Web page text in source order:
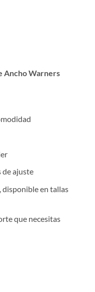
Ancho Warners
de ajuste
disponible en tallas
que necesitas